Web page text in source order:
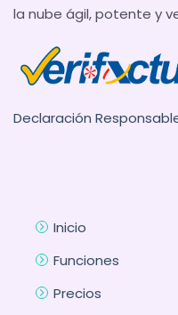
la nube ágil, potente y
Declaración
Inicio
Funciones
Precios